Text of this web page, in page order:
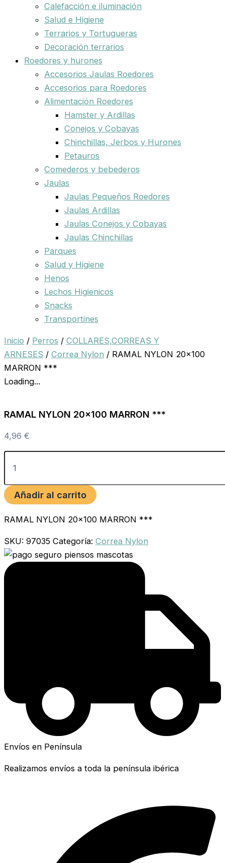
Calefacción e iluminación
Salud e Higiene
Terrarios y Tortugueras
Decoración terrarios
Roedores y hurones
Accesorios Jaulas Roedores
Accesorios para Roedores
Alimentación Roedores
Hamster y Ardillas
Conejos y Cobayas
Chinchillas, Jerbos y Hurones
Petauros
Comederos y bebederos
Jaulas
Jaulas Pequeños Roedores
Jaulas Ardillas
Jaulas Conejos y Cobayas
Jaulas Chinchillas
Parques
Salud y Higiene
Henos
Lechos Higienicos
Snacks
Transportines
Inicio / Perros / COLLARES,CORREAS Y
ARNESES / Correa Nylon / RAMAL NYLON 20×100
MARRON ***
Loading...
RAMAL NYLON 20×100 MARRON ***
4,96 €
Añadir al carrito
RAMAL NYLON 20×100 MARRON ***
SKU: 97035 Categoría: Correa Nylon
Envíos en Península
Realizamos envíos a toda la península ibérica